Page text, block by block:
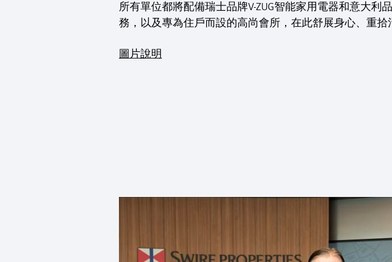
所有單位都將配備瑞士品牌V-ZUG智能家用電器和意大利
務，以及專為住戶而設的高尚會所，在此舒展身心、重拾
圖片說明